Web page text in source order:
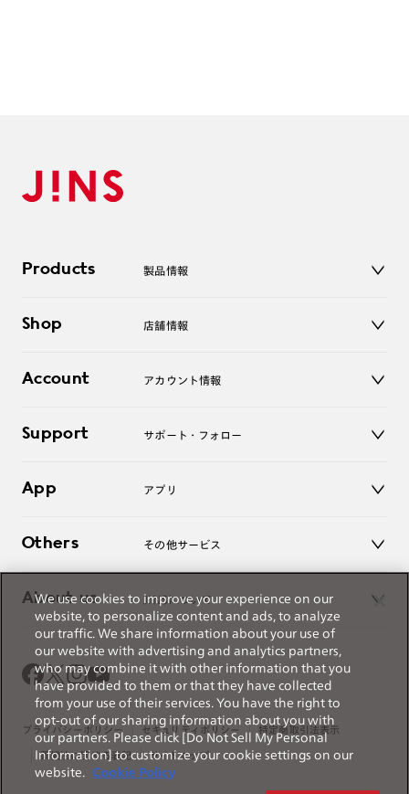
Products 製品情報
サングラス
コンタクトレンズ
アクセサリー
Shop 店舗情報
オンラインショップ
Account アカウント情報
ログアウト
Support サポート・フォロー
よくあるご質問
お問い合わせ
App アプリ
Others その他サービス
レンズ交換
オンラインギフト
About us JINSについて
Magnify Life
会社概要
採用情報
法人のお客様
出店について
プライバシーポリシー セキュリティポリシー 特定商取引法表示
薬機法に関する表記 サイトマップ
We use cookies to improve your experience on our
website, to personalize content and ads, to analyze
our traffic. We share information about your use of
our website with advertising and analytics partners,
who may combine it with other information that you
have provided to them or that they have collected
from your use of their services. You have the right to
opt-out of our sharing information about you with
our partners. Please click [Do Not Sell My Personal
Information] to customize your cookie settings on our
website.
Cookie Policy